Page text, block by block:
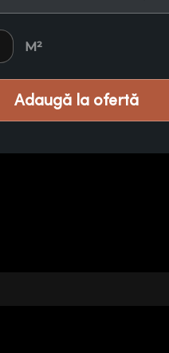
Fichte E57 quantity
M²
Adaugă la ofertă